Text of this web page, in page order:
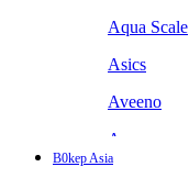
Aqua Scale
Asics
Aveeno
Awan
B0kep Asia